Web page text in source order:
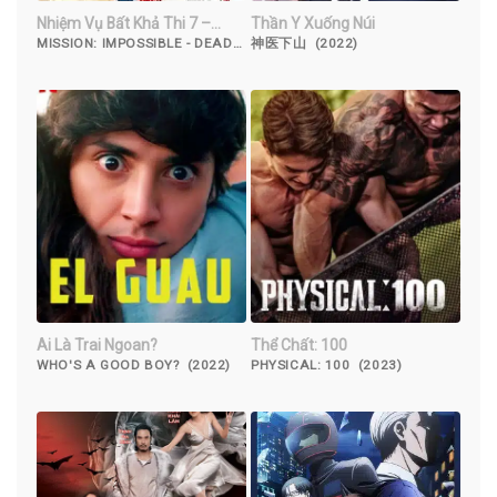
Nhiệm Vụ Bất Khả Thi 7 –
Nghiệp Báo Phần 1 CAM
MISSION: IMPOSSIBLE - DEAD
Thần Y Xuống Núi
神医下山 (2022)
Ai Là Trai Ngoan?
WHO'S A GOOD BOY? (2022)
Thể Chất: 100
PHYSICAL: 100 (2023)